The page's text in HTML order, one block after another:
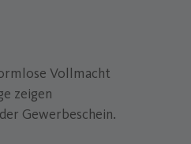
Vollmacht
zeigen
Gewerbeschein.